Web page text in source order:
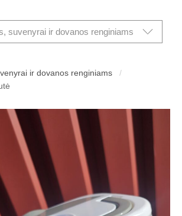
suvenyrai ir dovanos renginiams
ir dovanos renginiams